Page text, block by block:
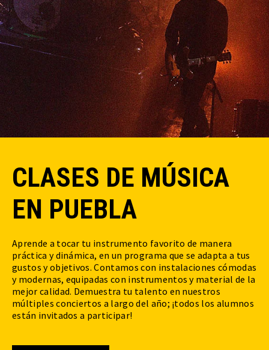
CLASES DE MÚSICA
EN PUEBLA
Aprende a tocar tu instrumento favorito de manera
práctica y dinámica, en un programa que se adapta a tus
gustos y objetivos. Contamos con instalaciones cómodas
y modernas, equipadas con instrumentos y material de la
mejor calidad. Demuestra tu talento en nuestros
múltiples conciertos a largo del año; ¡todos los alumnos
están invitados a participar!